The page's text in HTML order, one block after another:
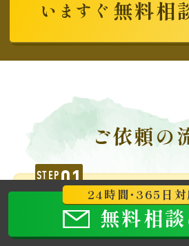
いますぐ 無料相
ご依頼の
STEP01
お問い合わせフォーム
24時 間・ 365日対
無料相談